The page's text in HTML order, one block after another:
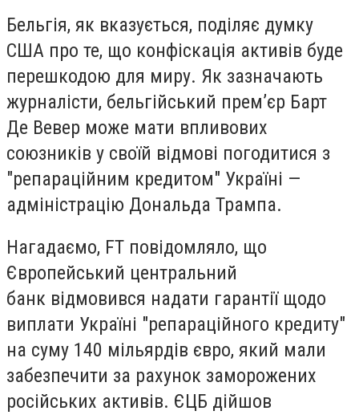
Бельгія, як вказується, поділяє думку
США про те, що конфіскація активів буде
перешкодою для миру. Як зазначають
журналісти, бельгійський премʼєр Барт
Де Вевер може мати впливових
союзників у своїй відмові погодитися з
"репараційним кредитом" Україні —
адміністрацію Дональда Трампа.
Нагадаємо, FT повідомляло, що
Європейський центральний
банк відмовився надати гарантії щодо
виплати Україні "репараційного кредиту"
на суму 140 мільярдів євро, який мали
забезпечити за рахунок заморожених
російських активів. ЄЦБ дійшов